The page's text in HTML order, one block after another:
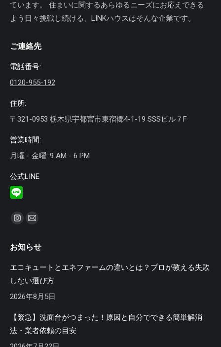
ています。 住まいに関するあらゆるニーズにお応えできる
よう日々挑戦し続ける、LINKハウスはそんな企業です。
ご連絡先
電話番号:
0120-955-192
住所:
〒321-0953 栃木県宇都宮市東宿郷4-1-19 SSSビル７F
営業時間:
月曜 - 金曜: 9 AM - 6 PM
公式LINE
私達を見つけてください：
Instagram
ー
し
い
Mail
ー
し
い
ウ
お知らせ
エコキュートとエネファームの違いとは？プロが教える失敗
しない選び方
2026年8月5日
【緊急】洗面台がつまった！原因と自分でできる簡単解消
法・業者依頼の目安